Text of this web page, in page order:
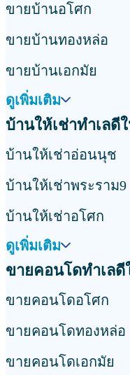
ขายบ้านอโศก
ขายบ้านทองหล่อ
ขายบ้านเอกมัย
ดูเพิ่มเติม
บ้านให้เช่าทำเลดี
บ้านให้เช่าอ่อนนุช
บ้านให้เช่าพระราม9
บ้านให้เช่าอโศก
ดูเพิ่มเติม
ขายคอนโดทำเลดี
ขายคอนโดอโศก
ขายคอนโดทองหล่อ
ขายคอนโดเอกมัย